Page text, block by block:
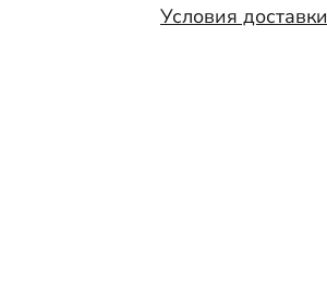
Условия доставки